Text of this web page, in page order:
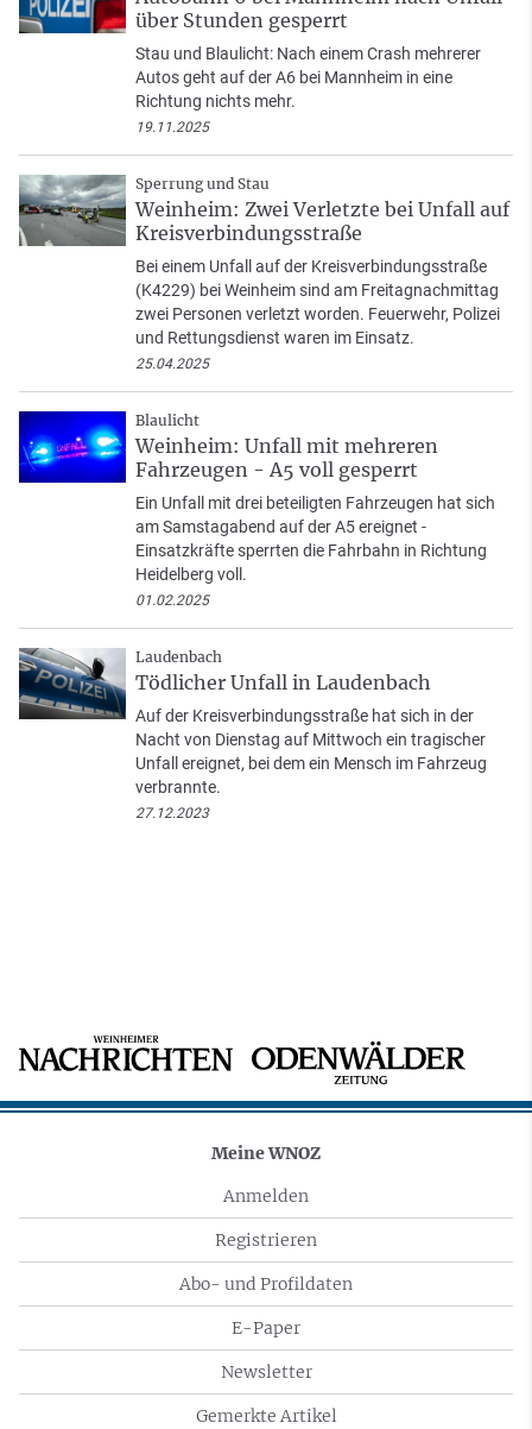
über Stunden gesperrt
Stau und Blaulicht: Nach einem Crash mehrerer
Autos geht auf der A6 bei Mannheim in eine
Richtung nichts mehr.
19.11.2025
Sperrung und Stau
Weinheim: Zwei Verletzte bei Unfall auf
Kreisverbindungsstraße
Bei einem Unfall auf der Kreisverbindungsstraße
(K4229) bei Weinheim sind am Freitagnachmittag
zwei Personen verletzt worden. Feuerwehr, Polizei
und Rettungsdienst waren im Einsatz.
25.04.2025
Blaulicht
Weinheim: Unfall mit mehreren
Fahrzeugen - A5 voll gesperrt
Ein Unfall mit drei beteiligten Fahrzeugen hat sich
am Samstagabend auf der A5 ereignet -
Einsatzkräfte sperrten die Fahrbahn in Richtung
Heidelberg voll.
01.02.2025
Laudenbach
Tödlicher Unfall in Laudenbach
Auf der Kreisverbindungsstraße hat sich in der
Nacht von Dienstag auf Mittwoch ein tragischer
Unfall ereignet, bei dem ein Mensch im Fahrzeug
verbrannte.
27.12.2023
Meine WNOZ
Anmelden
Registrieren
Abo- und Profildaten
E-Paper
Newsletter
Gemerkte Artikel